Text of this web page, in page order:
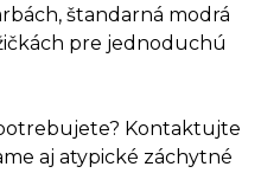
štandarná modrá
pre jednoduchú
Kontaktujte
aj atypické záchytné